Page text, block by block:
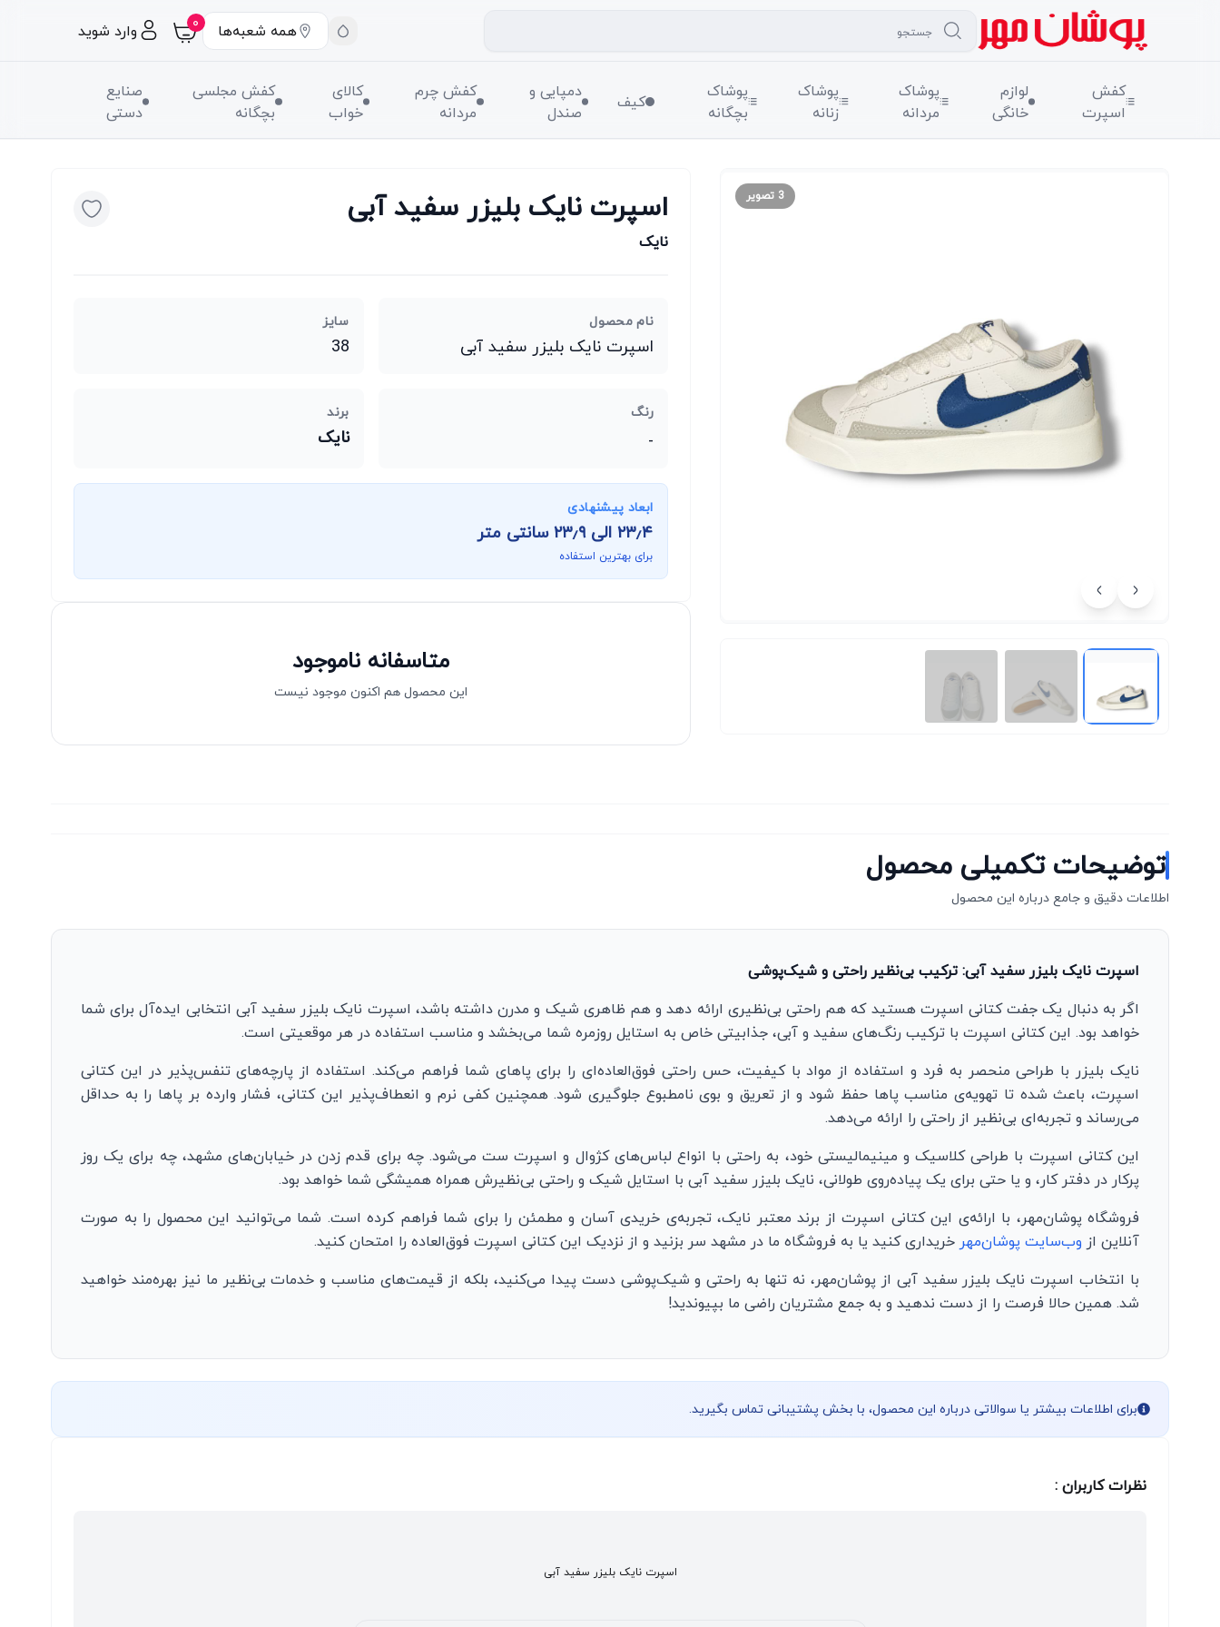
همه شعبه‌ها ۰ وارد شوید
کفش
اسپرت
لوازم
خانگی
پوشاک
مردانه
پوشاک
زنانه
پوشاک
بچگانه
کیف
دمپایی و
صندل
کفش چرم
مردانه
کالای
خواب
کفش مجلسی
بچگانه
صنایع
دستی
3 تصویر اسپرت نایک بلیزر سفید آبی
نایک
نام محصول
اسپرت نایک بلیزر سفید آبی
سایز
38
رنگ
-
برند
نایک
ابعاد پیشنهادی
۲۳٫۴الی۲۳٫۹سانتی متر
برای بهترین استفاده
متاسفانه ناموجود
این محصول هم اکنون موجود نیست
توضیحات تکمیلی محصول
اطلاعات دقیق و جامع درباره این محصول
اسپرت نایک بلیزر سفید آبی: ترکیب بی‌نظیر راحتی و شیک‌پوشی
اگر به دنبال یک جفت کتانی اسپرت هستید که هم راحتی بی‌نظیری ارائه دهد و هم ظاهری شیک و مدرن داشته باشد، اسپرت نایک بلیزر سفید آبی انتخابی ایده‌آل برای شما
خواهد بود. این کتانی اسپرت با ترکیب رنگ‌های سفید و آبی، جذابیتی خاص به استایل روزمره شما می‌بخشد و مناسب استفاده در هر موقعیتی است.
نایک بلیزر با طراحی منحصر به فرد و استفاده از مواد با کیفیت، حس راحتی فوق‌العاده‌ای را برای پاهای شما فراهم می‌کند. استفاده از پارچه‌های تنفس‌پذیر در این کتانی
اسپرت، باعث شده تا تهویه‌ی مناسب پاها حفظ شود و از تعریق و بوی نامطبوع جلوگیری شود. همچنین کفی نرم و انعطاف‌پذیر این کتانی، فشار وارده بر پاها را به حداقل
می‌رساند و تجربه‌ای بی‌نظیر از راحتی را ارائه می‌دهد.
این کتانی اسپرت با طراحی کلاسیک و مینیمالیستی خود، به راحتی با انواع لباس‌های کژوال و اسپرت ست می‌شود. چه برای قدم زدن در خیابان‌های مشهد، چه برای یک روز
پرکار در دفتر کار، و یا حتی برای یک پیاده‌روی طولانی، نایک بلیزر سفید آبی با استایل شیک و راحتی بی‌نظیرش همراه همیشگی شما خواهد بود.
فروشگاه پوشان‌مهر، با ارائه‌ی این کتانی اسپرت از برند معتبر نایک، تجربه‌ی خریدی آسان و مطمئن را برای شما فراهم کرده است. شما می‌توانید این محصول را به صورت
آنلاین از وب‌سایت پوشان‌مهر خریداری کنید یا به فروشگاه ما در مشهد سر بزنید و از نزدیک این کتانی اسپرت فوق‌العاده را امتحان کنید.
با انتخاب اسپرت نایک بلیزر سفید آبی از پوشان‌مهر، نه تنها به راحتی و شیک‌پوشی دست پیدا می‌کنید، بلکه از قیمت‌های مناسب و خدمات بی‌نظیر ما نیز بهره‌مند خواهید
شد. همین حالا فرصت را از دست ندهید و به جمع مشتریان راضی ما بپیوندید!
برای اطلاعات بیشتر یا سوالاتی درباره این محصول، با بخش پشتیبانی تماس بگیرید.
نظرات کاربران :
اسپرت نایک بلیزر سفید آبی